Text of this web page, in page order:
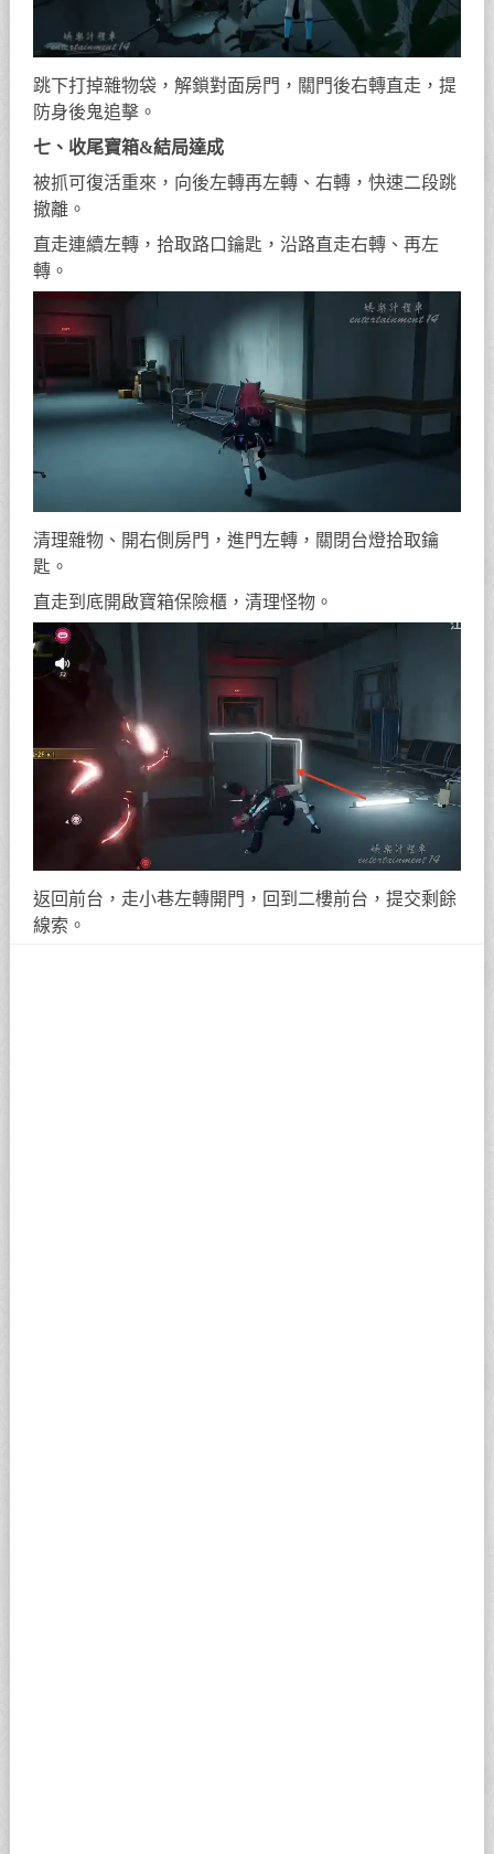
找到牆體缺口，二段跳上去，開啟高處保險櫃。
跳下打掉雜物袋，解鎖對面房門，關門後右轉直走，提
七、收尾寶箱&結局達成
被抓可復活重來，向後左轉再左轉、右轉，快速二段跳
撤離。
直走連續左轉，拾取路口鑰匙，沿路直走右轉、再左
轉。